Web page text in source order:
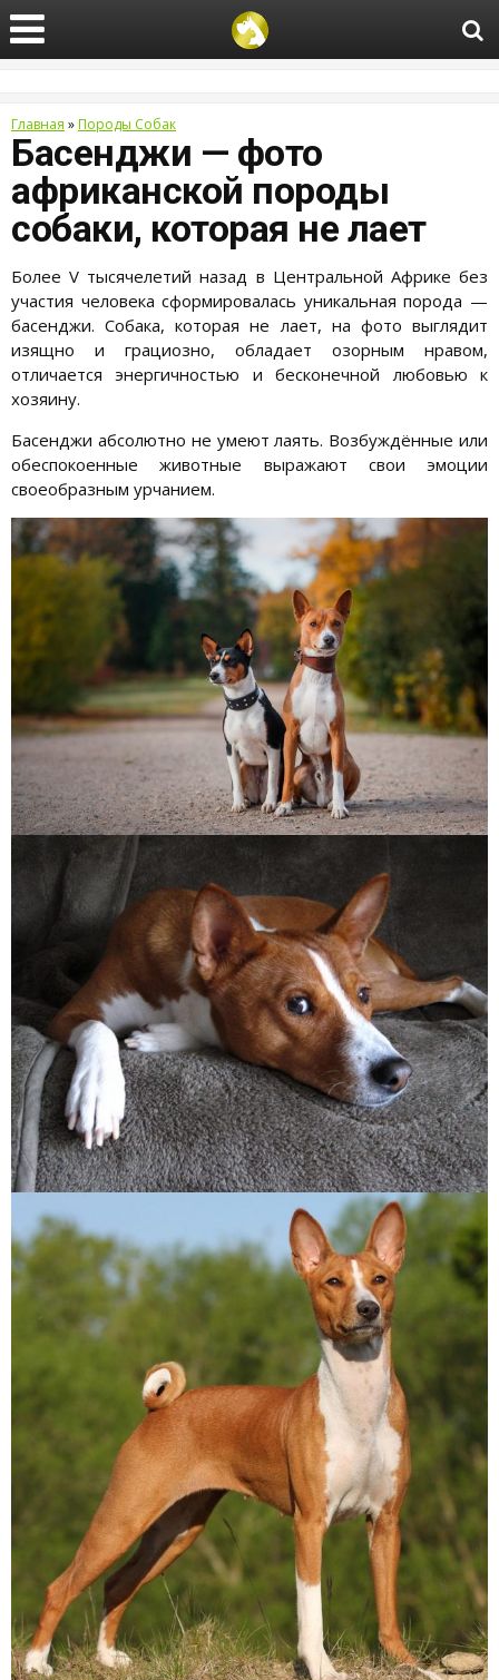
Главная »Породы Собак
Басенджи — фото
африканской породы
собаки, которая не лает
Более V тысячелетий назад в Центральной Африке без
участия человека сформировалась уникальная порода —
басенджи. Собака, которая не лает, на фото выглядит
изящно и грациозно, обладает озорным нравом,
отличается энергичностью и бесконечной любовью к
хозяину.
Басенджи абсолютно не умеют лаять. Возбуждённые или
обеспокоенные животные выражают свои эмоции
своеобразным урчанием.